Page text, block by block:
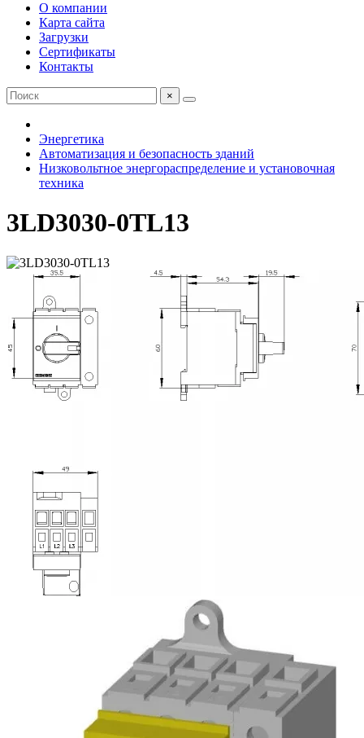
О компании
Карта сайта
Загрузки
Сертификаты
Контакты
×
Энергетика
Автоматизация и безопасность зданий
Низковольтное энергораспределение и установочная
техника
3LD3030-0TL13